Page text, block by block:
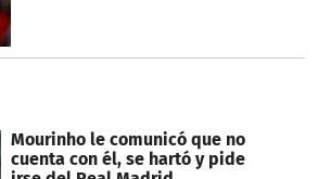
Mourinho le comunicó que no
cuenta con él, se hartó y pide